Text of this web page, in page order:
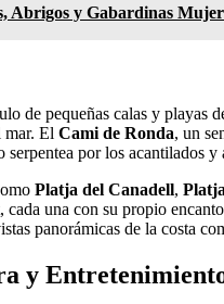
Abrigos y Gabardinas
de pequeñas calas y playas
mar. El Cami de Ronda, un
por los acantilados
Platja del Canadell,
, cada una con su propio
panorámicas de la costa
y